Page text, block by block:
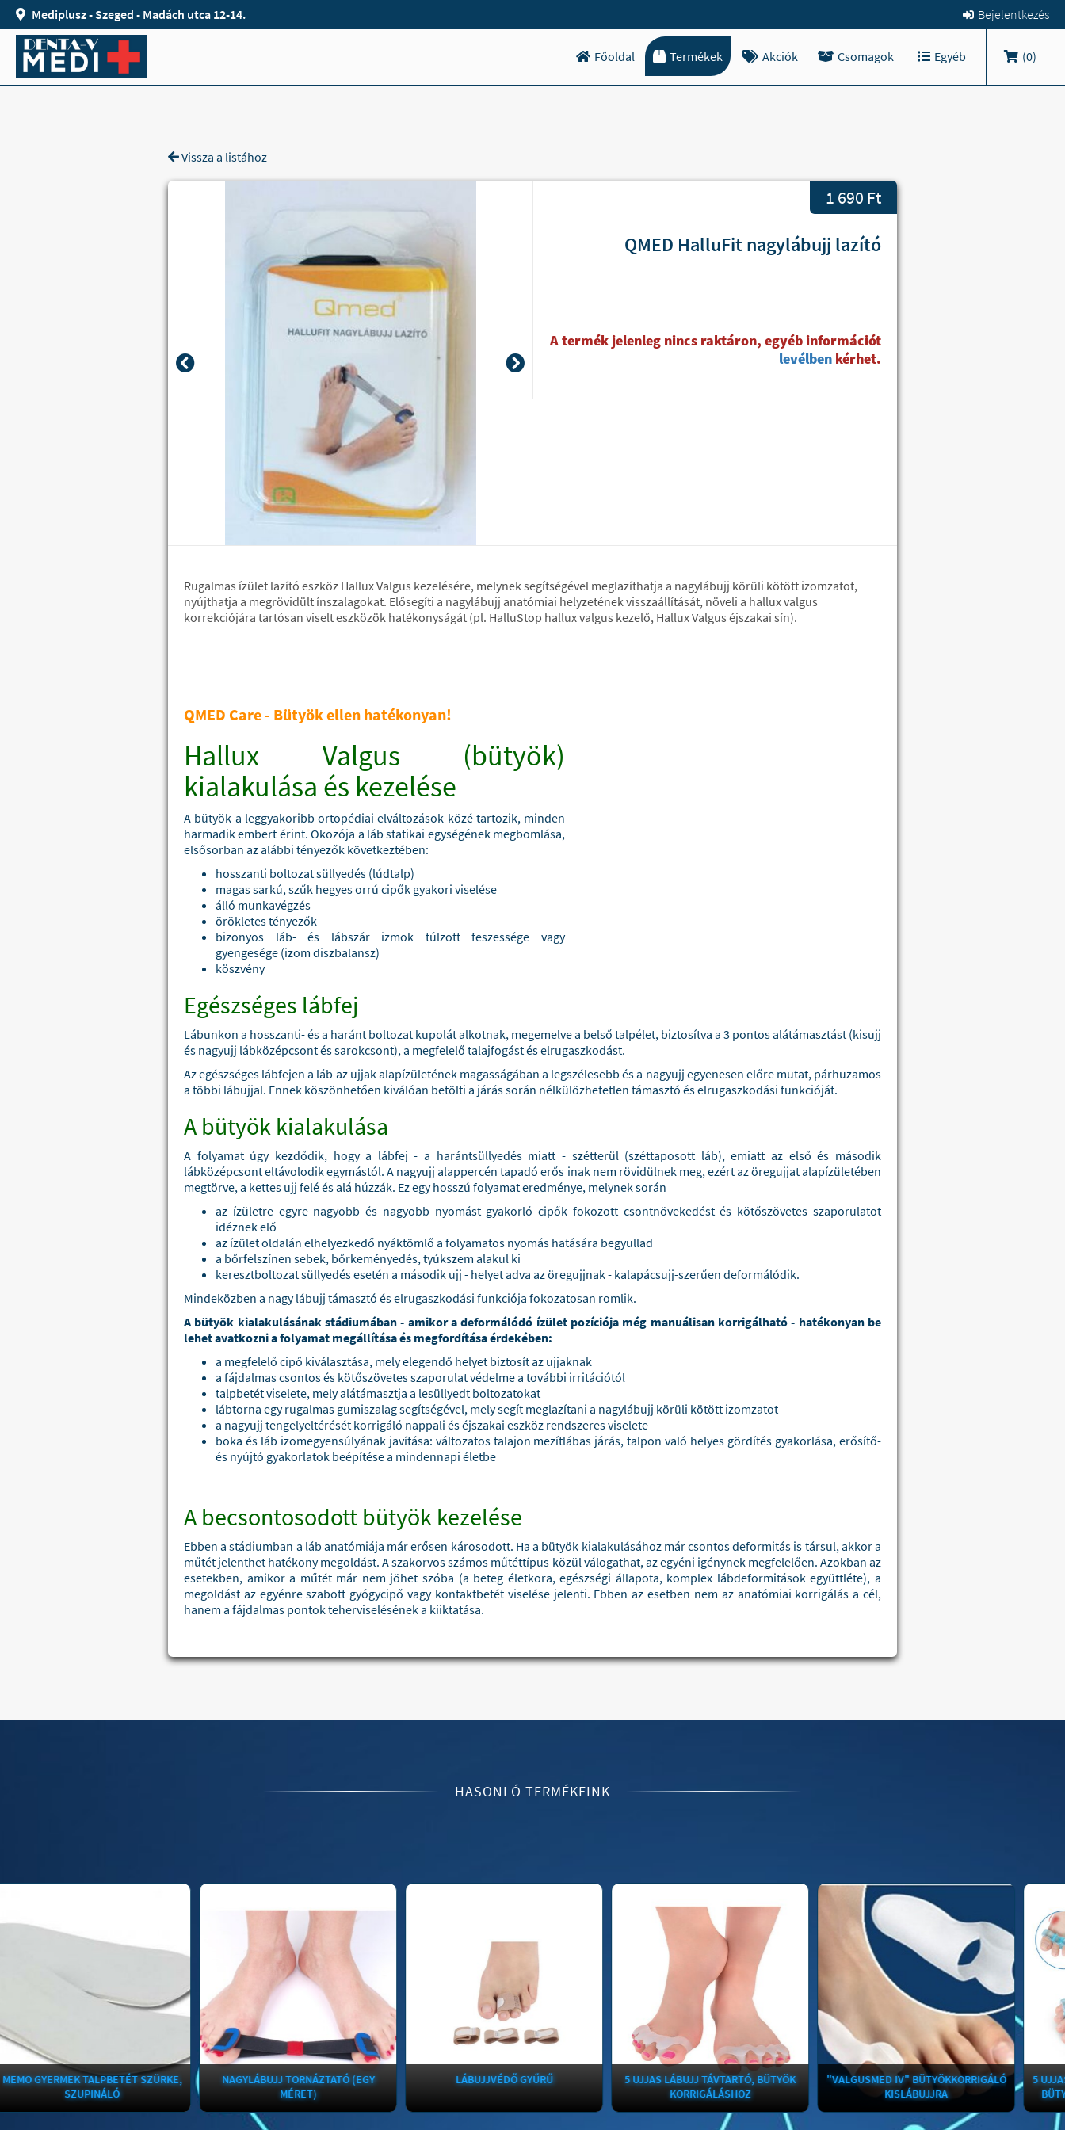
Mediplusz - Szeged - Madách utca 12-14. Bejelentkezés
Főoldal Termékek Akciók Csomagok Egyéb (0)
Vissza a listához
1 690 Ft
QMED HalluFit nagylábujj lazító
A termék jelenleg nincs raktáron, egyéb információt
levélben kérhet.
Rugalmas ízület lazító eszköz Hallux Valgus kezelésére, melynek segítségével meglazíthatja a nagylábujj körüli kötött izomzatot,
nyújthatja a megrövidült ínszalagokat. Elősegíti a nagylábujj anatómiai helyzetének visszaállítását, növeli a hallux valgus
korrekciójára tartósan viselt eszközök hatékonyságát (pl. HalluStop hallux valgus kezelő, Hallux Valgus éjszakai sín).
QMED Care - Bütyök ellen hatékonyan!
Hallux Valgus (bütyök)
kialakulása és kezelése
A bütyök a leggyakoribb ortopédiai elváltozások közé tartozik, minden
harmadik embert érint. Okozója a láb statikai egységének megbomlása,
elsősorban az alábbi tényezők következtében:
hosszanti boltozat süllyedés (lúdtalp)
magas sarkú, szűk hegyes orrú cipők gyakori viselése
álló munkavégzés
örökletes tényezők
bizonyos láb- és lábszár izmok túlzott feszessége vagy
gyengesége (izom diszbalansz)
köszvény
Egészséges lábfej
Lábunkon a hosszanti- és a haránt boltozat kupolát alkotnak, megemelve a belső talpélet, biztosítva a 3 pontos alátámasztást (kisujj
és nagyujj lábközépcsont és sarokcsont), a megfelelő talajfogást és elrugaszkodást.
Az egészséges lábfejen a láb az ujjak alapízületének magasságában a legszélesebb és a nagyujj egyenesen előre mutat, párhuzamos
a többi lábujjal. Ennek köszönhetően kiválóan betölti a járás során nélkülözhetetlen támasztó és elrugaszkodási funkcióját.
A bütyök kialakulása
A folyamat úgy kezdődik, hogy a lábfej - a harántsüllyedés miatt - szétterül (széttaposott láb), emiatt az első és második
lábközépcsont eltávolodik egymástól. A nagyujj alappercén tapadó erős inak nem rövidülnek meg, ezért az öregujjat alapízületében
megtörve, a kettes ujj felé és alá húzzák. Ez egy hosszú folyamat eredménye, melynek során
az ízületre egyre nagyobb és nagyobb nyomást gyakorló cipők fokozott csontnövekedést és kötőszövetes szaporulatot
idéznek elő
az ízület oldalán elhelyezkedő nyáktömlő a folyamatos nyomás hatására begyullad
a bőrfelszínen sebek, bőrkeményedés, tyúkszem alakul ki
keresztboltozat süllyedés esetén a második ujj - helyet adva az öregujjnak - kalapácsujj-szerűen deformálódik.
Mindeközben a nagy lábujj támasztó és elrugaszkodási funkciója fokozatosan romlik.
A bütyök kialakulásának stádiumában - amikor a deformálódó ízület pozíciója még manuálisan korrigálható - hatékonyan be
lehet avatkozni a folyamat megállítása és megfordítása érdekében:
a megfelelő cipő kiválasztása, mely elegendő helyet biztosít az ujjaknak
a fájdalmas csontos és kötőszövetes szaporulat védelme a további irritációtól
talpbetét viselete, mely alátámasztja a lesüllyedt boltozatokat
lábtorna egy rugalmas gumiszalag segítségével, mely segít meglazítani a nagylábujj körüli kötött izomzatot
a nagyujj tengelyeltérését korrigáló nappali és éjszakai eszköz rendszeres viselete
boka és láb izomegyensúlyának javítása: változatos talajon mezítlábas járás, talpon való helyes gördítés gyakorlása, erősítő-
és nyújtó gyakorlatok beépítése a mindennapi életbe
A becsontosodott bütyök kezelése
Ebben a stádiumban a láb anatómiája már erősen károsodott. Ha a bütyök kialakulásához már csontos deformitás is társul, akkor a
műtét jelenthet hatékony megoldást. A szakorvos számos műtéttípus közül válogathat, az egyéni igénynek megfelelően. Azokban az
esetekben, amikor a műtét már nem jöhet szóba (a beteg életkora, egészségi állapota, komplex lábdeformitások együttléte), a
megoldást az egyénre szabott gyógycipő vagy kontaktbetét viselése jelenti. Ebben az esetben nem az anatómiai korrigálás a cél,
hanem a fájdalmas pontok teherviselésének a kiiktatása.
HASONLÓ TERMÉKEINK
TALPBETÉT SZÜRKE,
SZUPINÁLÓ
NAGYLÁBUJJ TORNÁZTATÓ (EGY
LÁBUJJVÉDŐ GYŰRŰ
5 UJJAS LÁBUJJ TÁVTARTÓ, BÜTYÖK
KORRIGÁLÁSHOZ
"VALGUSMED IV" BÜTYÖKKORRIGÁLÓ
KISLÁBUJJRA
5 UJJAS
BÜTYÖK